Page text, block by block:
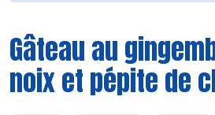
Gâteau au
noix et pépite de